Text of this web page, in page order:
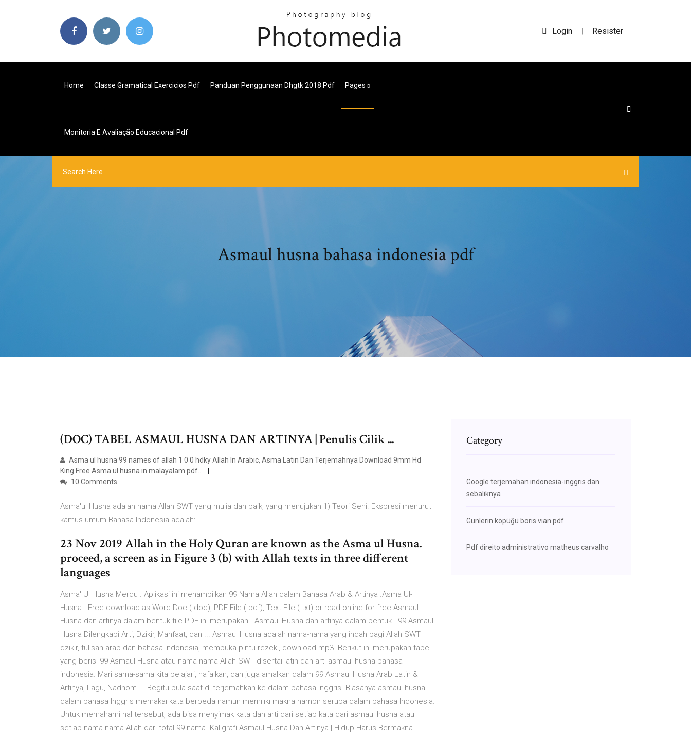
Login | Resister
Home Classe Gramatical Exercicios Pdf Panduan Penggunaan Dhgtk 2018 Pdf Pages
Monitoria E Avaliação Educacional Pdf
Asmaul husna bahasa indonesia pdf
(DOC) TABEL ASMAUL HUSNA DAN ARTINYA | Penulis Cilik ...
Asma ul husna 99 names of allah 1 0 0 hdky Allah In Arabic, Asma Latin Dan Terjemahnya Download 9mm Hd
King Free Asma ul husna in malayalam pdf…
10 Comments
Asma'ul Husna adalah nama Allah SWT yang mulia dan baik, yang menujukan 1) Teori Seni. Ekspresi menurut
kamus umum Bahasa Indonesia adalah:.
23 Nov 2019 Allah in the Holy Quran are known as the Asma ul Husna.
proceed, a screen as in Figure 3 (b) with Allah texts in three different
languages
Asma' Ul Husna Merdu . Aplikasi ini menampilkan 99 Nama Allah dalam Bahasa Arab & Artinya .Asma Ul-
Husna - Free download as Word Doc (.doc), PDF File (.pdf), Text File (.txt) or read online for free.Asmaul
Husna dan artinya dalam bentuk file PDF ini merupakan . Asmaul Husna dan artinya dalam bentuk . 99 Asmaul
Husna Dilengkapi Arti, Dzikir, Manfaat, dan ... Asmaul Husna adalah nama-nama yang indah bagi Allah SWT
dzikir, tulisan arab dan bahasa indonesia, membuka pintu rezeki, download mp3. Berikut ini merupakan tabel
yang berisi 99 Asmaul Husna atau nama-nama Allah SWT disertai latin dan arti asmaul husna bahasa
indonesia. Mari sama-sama kita pelajari, hafalkan, dan juga amalkan dalam 99 Asmaul Husna Arab Latin &
Artinya, Lagu, Nadhom ... Begitu pula saat di terjemahkan ke dalam bahasa Inggris. Biasanya asmaul husna
dalam bahasa Inggris memakai kata berbeda namun memiliki makna hampir serupa dalam bahasa Indonesia.
Untuk memahami hal tersebut, ada bisa menyimak kata dan arti dari setiap kata dari asmaul husna atau
setiap nama-nama Allah dari total 99 nama. Kaligrafi Asmaul Husna Dan Artinya | Hidup Harus Bermakna
Category
Google terjemahan indonesia-inggris dan
sebaliknya
Günlerin köpüğü boris vian pdf
Pdf direito administrativo matheus carvalho